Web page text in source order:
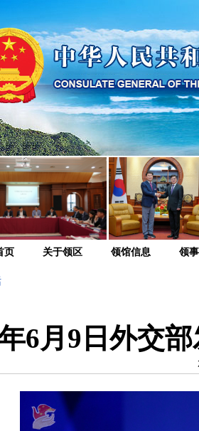
页 关于领区 领馆信息 领
6月9日外交